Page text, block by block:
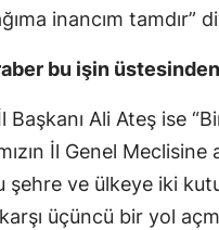
Iğdır
Yalova
Kilis
inancım tamdır”
bu işin
Başkanı Ali Ateş ise
İl Genel Meclisine
şehre ve ülkeye iki
üçüncü bir yol